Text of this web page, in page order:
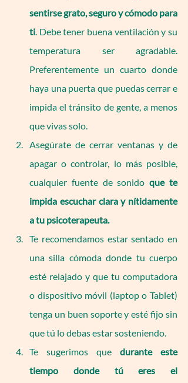
sentirse grato, seguro y cómodo para
ti. Debe tener buena ventilación y su
temperatura ser agradable.
Preferentemente un cuarto donde
haya una puerta que puedas cerrar e
impida el tránsito de gente, a menos
que vivas solo.
Asegúrate de cerrar ventanas y de
apagar o controlar, lo más posible,
cualquier fuente de sonido que te
impida escuchar clara y nítidamente
a tu psicoterapeuta.
Te recomendamos estar sentado en
una silla cómoda donde tu cuerpo
esté relajado y que tu computadora
o dispositivo móvil (laptop o Tablet)
tenga un buen soporte y esté fijo sin
que tú lo debas estar sosteniendo.
Te sugerimos que durante este
tiempo donde tú eres el